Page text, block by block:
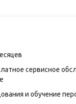
сервисное
и обучение